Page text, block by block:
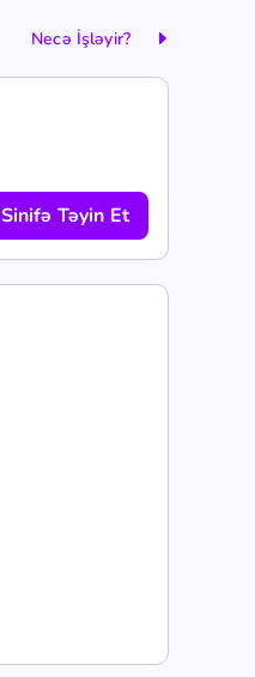
Necə İşləyir?
Sinifə Təyin Et